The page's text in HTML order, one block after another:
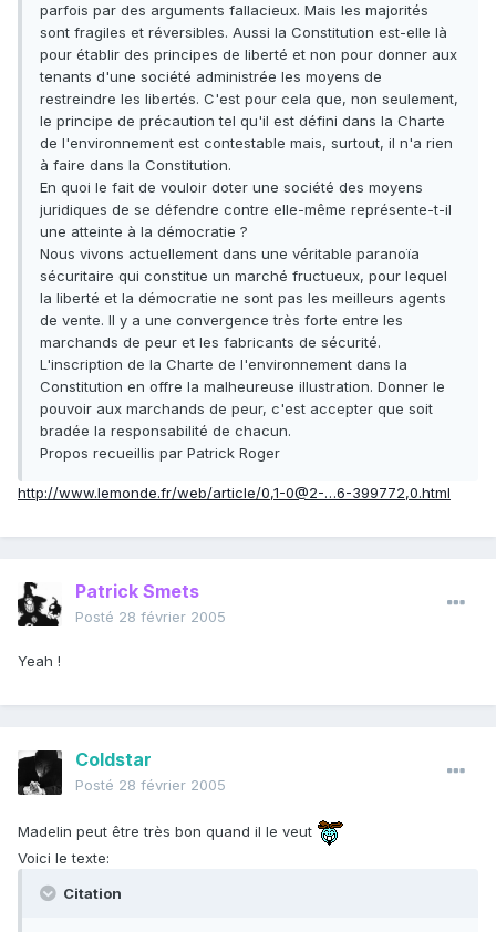
parfois par des arguments fallacieux. Mais les majorités
sont fragiles et réversibles. Aussi la Constitution est-elle là
pour établir des principes de liberté et non pour donner aux
tenants d'une société administrée les moyens de
restreindre les libertés. C'est pour cela que, non seulement,
le principe de précaution tel qu'il est défini dans la Charte
de l'environnement est contestable mais, surtout, il n'a rien
à faire dans la Constitution.
En quoi le fait de vouloir doter une société des moyens
juridiques de se défendre contre elle-même représente-t-il
une atteinte à la démocratie ?
Nous vivons actuellement dans une véritable paranoïa
sécuritaire qui constitue un marché fructueux, pour lequel
la liberté et la démocratie ne sont pas les meilleurs agents
de vente. Il y a une convergence très forte entre les
marchands de peur et les fabricants de sécurité.
L'inscription de la Charte de l'environnement dans la
Constitution en offre la malheureuse illustration. Donner le
pouvoir aux marchands de peur, c'est accepter que soit
bradée la responsabilité de chacun.
Propos recueillis par Patrick Roger
http://www.lemonde.fr/web/article/0,1-0@2-…6-399772,0.html
Patrick Smets
Posté 28 février 2005
Yeah !
Coldstar
Posté 28 février 2005
Madelin peut être très bon quand il le veut
Voici le texte:
Citation